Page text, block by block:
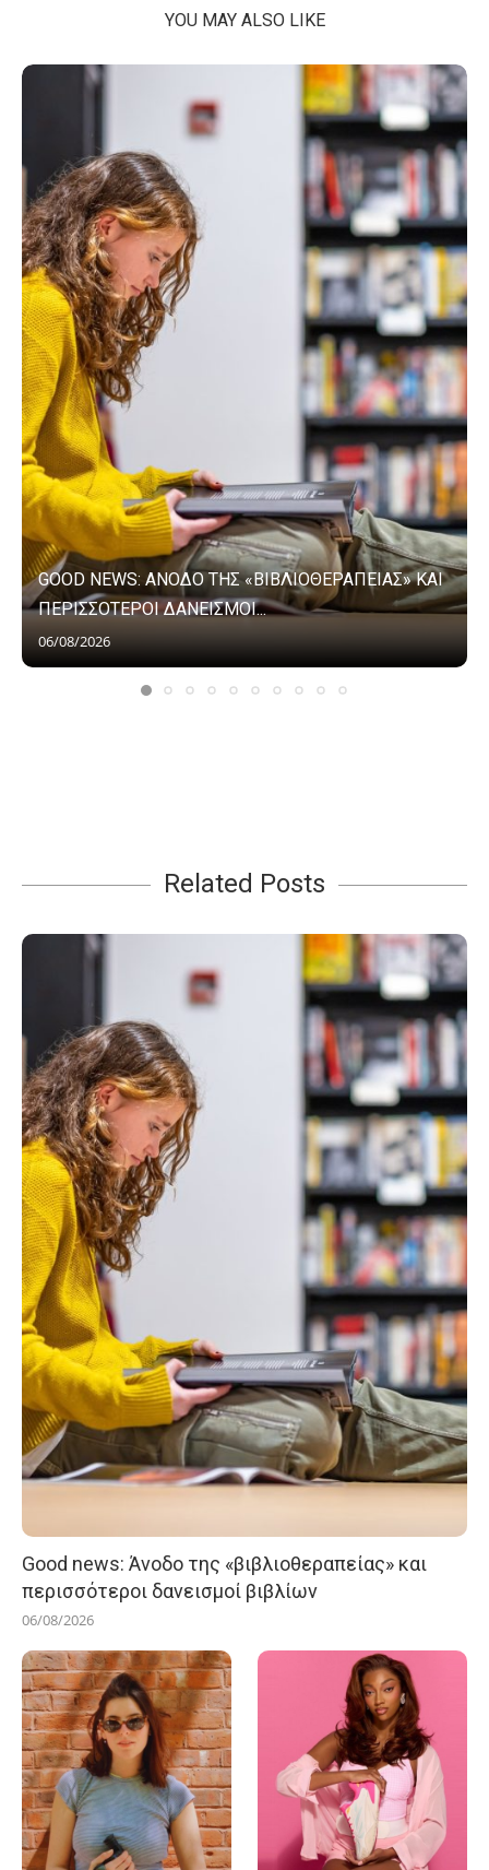
YOU MAY ALSO LIKE
GOOD NEWS: ΑΝΟΔΟ ΤΗΣ «ΒΙΒΛΙΟΘΕΡΑΠΕΙΑΣ» ΚΑΙ
ΠΕΡΙΣΣΟΤΕΡΟΙ ΔΑΝΕΙΣΜΟΙ...
06/08/2026
Related Posts
Good news: Άνοδο της «βιβλιοθεραπείας» και
περισσότεροι δανεισμοί βιβλίων
06/08/2026